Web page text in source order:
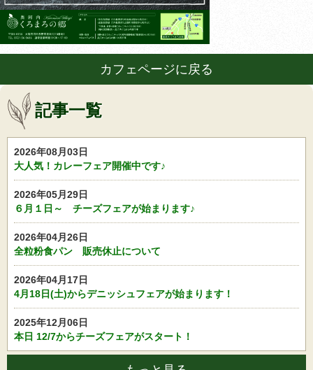
カフェページに戻る
記事一覧
2026年08月03日
大人気！カレーフェア開催中です♪
2026年05月29日
６月１日～ チーズフェアが始まります♪
2026年04月26日
全粒粉食パン 販売休止について
2026年04月17日
4月18日(土)からデニッシュフェアが始まります！
2025年12月06日
本日 12/7からチーズフェアがスタート！